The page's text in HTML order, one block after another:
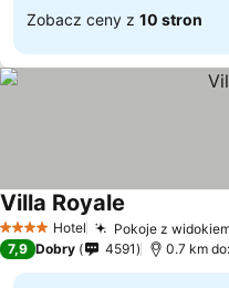
Zobacz ceny z 10 stron
4 KategoriaHotel Pokoje z
Villa Royale
7,9 Dobry 4591 0.7 km